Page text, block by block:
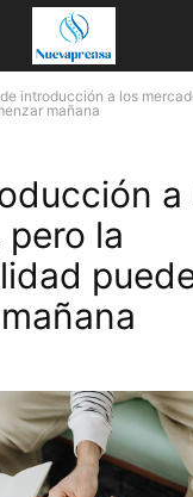
introducción a los
mañana
a
la